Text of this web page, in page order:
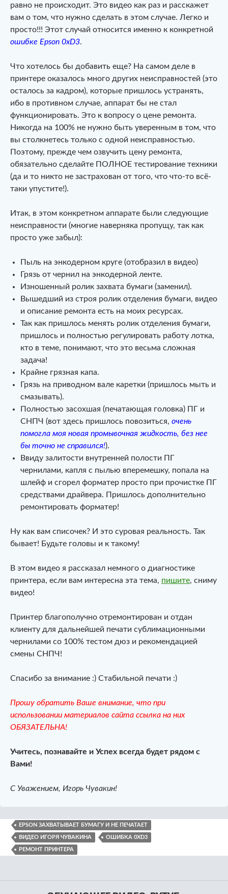
равно не происходит. Это видео как раз и расскажет
вам о том, что нужно сделать в этом случае. Легко и
просто!!! Этот случай относится именно к конкретной
ошибке Epson 0xD3.
Что хотелось бы добавить еще? На самом деле в
принтере оказалось много других неисправностей (это
осталось за кадром), которые пришлось устранять,
ибо в противном случае, аппарат бы не стал
функционировать. Это к вопросу о цене ремонта.
Никогда на 100% не нужно быть уверенным в том, что
вы столкнетесь только с одной неисправностью.
Поэтому, прежде чем озвучить цену ремонта,
обязательно сделайте ПОЛНОЕ тестирование техники
(да и то никто не застрахован от того, что что-то всё-
таки упустите!).
Итак, в этом конкретном аппарате были следующие
неисправности (многие наверняка пропущу, так как
просто уже забыл):
Пыль на энкодерном круге (отобразил в видео)
Грязь от чернил на энкодерной ленте.
Изношенный ролик захвата бумаги (заменил).
Вышедший из строя ролик отделения бумаги, видео
и описание ремонта есть на моих ресурсах.
Так как пришлось менять ролик отделения бумаги,
пришлось и полностью регулировать работу лотка,
кто в теме, понимают, что это весьма сложная
задача!
Крайне грязная капа.
Грязь на приводном вале каретки (пришлось мыть и
смазывать).
Полностью засохшая (печатающая головка) ПГ и
СНПЧ (вот здесь пришлось повозиться, очень
помогла моя новая промывочная жидкость, без нее
бы точно не справился!).
Ввиду залитости внутренней полости ПГ
чернилами, капля с пылью вперемешку, попала на
шлейф и сгорел форматер просто при прочистке ПГ
средствами драйвера. Пришлось дополнительно
ремонтировать форматер!
Ну как вам списочек? И это суровая реальность. Так
бывает! Будьте головы и к такому!
В этом видео я рассказал немного о диагностике
принтера, если вам интересна эта тема, пишите, сниму
видео!
Принтер благополучно отремонтирован и отдан
клиенту для дальнейшей печати сублимационными
чернилами со 100% тестом дюз и рекомендацией
смены СНПЧ!
Спасибо за внимание :) Стабильной печати :)
Прошу обратить Ваше внимание, что при
использовании материалов сайта ссылка на них
ОБЯЗАТЕЛЬНА!
Учитесь, познавайте и Успех всегда будет рядом с
Вами!
С Уважением, Игорь Чувакин!
EPSON ЗАХВАТЫВАЕТ БУМАГУ И НЕ ПЕЧАТАЕТ
ВИДЕО ИГОРЯ ЧУВАКИНА ОШИБКА 0XD3
РЕМОНТ ПРИНТЕРА